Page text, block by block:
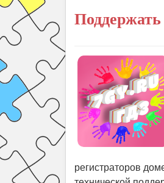
Поддержать
регистраторов